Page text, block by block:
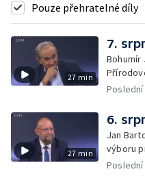
Pouze přehratelné díly
27 min
7.
Bohumír
27 min
6.
Jan
výboru